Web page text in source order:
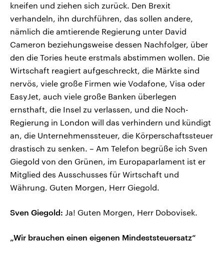
kneifen und ziehen sich zurück. Den Brexit
verhandeln, ihn durchführen, das sollen andere,
nämlich die amtierende Regierung unter David
Cameron beziehungsweise dessen Nachfolger, über
den die Tories heute erstmals abstimmen wollen. Die
Wirtschaft reagiert aufgeschreckt, die Märkte sind
nervös, viele große Firmen wie Vodafone, Visa oder
EasyJet, auch viele große Banken überlegen
ernsthaft, die Insel zu verlassen, und die Noch-
Regierung in London will das verhindern und kündigt
an, die Unternehmenssteuer, die Körperschaftssteuer
drastisch zu senken. – Am Telefon begrüße ich Sven
Giegold von den Grünen, im Europaparlament ist er
Mitglied des Ausschusses für Wirtschaft und
Währung. Guten Morgen, Herr Giegold.
Sven Giegold: Ja! Guten Morgen, Herr Dobovisek.
„Wir brauchen einen eigenen Mindeststeuersatz“